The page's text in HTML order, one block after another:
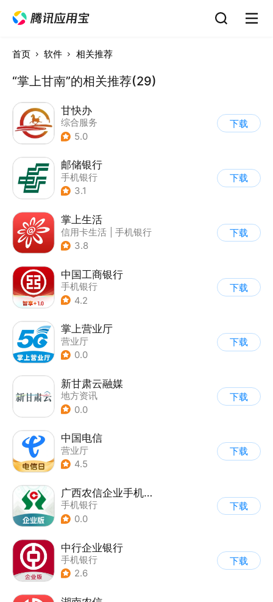
首页 软件 相关推荐
“掌上甘南”的相关推荐(29)
甘快办
综合服务
5.0
下载
邮储银行
手机银行
3.1
下载
掌上生活
信用卡生活
手机银行
3.8
下载
中国工商银行
手机银行
4.2
下载
掌上营业厅
营业厅
0.0
下载
新甘肃云融媒
地方资讯
0.0
下载
中国电信
营业厅
4.5
下载
广西农信企业手机银行
手机银行
0.0
下载
中行企业银行
手机银行
2.6
下载